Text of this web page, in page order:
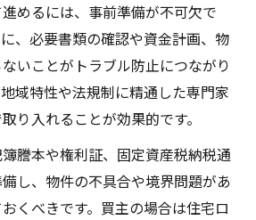
トラブルを回避するマナーの秘
介でよくある疑問と解決策
現場でよくある疑問と即解決法
流れで悩みやすい手続きQ&A集
注意点やトラブル相談事例を紹
めるには、事前準備が不可欠で
、必要書類の確認や資金計画、物
いことがトラブル防止につながり
域特性や法規制に精通した専門家
り入れることが効果的です。
謄本や権利証、固定資産税納税通
し、物件の不具合や境界問題があ
くべきです。買主の場合は住宅ロ